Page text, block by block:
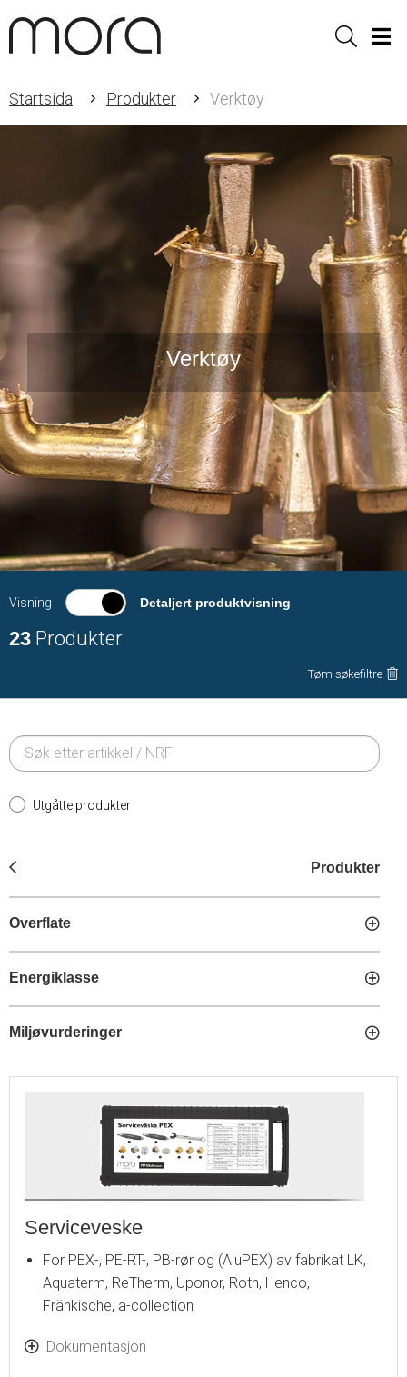
Sök
Startsida Produkter Verktøy
Verktøy
Visning Detaljert produktvisning
23 Produkter
Tøm søkefiltre
Utgåtte produkter
Produkter
Overflate
Energiklasse
Miljøvurderinger
Serviceveske
For PEX-, PE-RT-, PB-rør og (AluPEX) av fabrikat LK,
Aquaterm, ReTherm, Uponor, Roth, Henco,
Fränkische, a-collection
Dokumentasjon